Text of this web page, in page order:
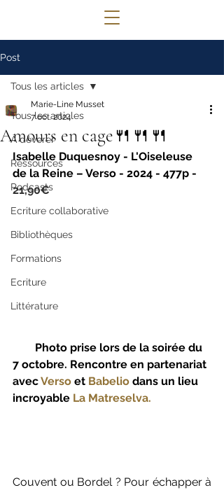
Post
Tous les articles
A dévorer
Ressources
Podcasts
Ecriture collaborative
Bibliothèques
Formations
Ecriture
Littérature
Tous les articles
Amours en cage🍴🍴🍴
Marie-Line Musset
7 oct. 2024
Isabelle Duquesnoy - L'Oiseleuse
de la Reine – Verso - 2024 - 477p -
21,90€
7 octobre. Rencontre en partenariat
avec Verso et Babelio dans un lieu
incroyable La Matreselva.
Couvent ou Bordel ? Pour échapper à